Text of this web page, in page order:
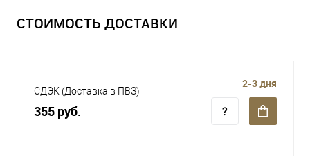
СТОИМОСТЬ ДОСТАВКИ
СДЭК (Доставка в ПВЗ)
355 руб.
2-3 дня